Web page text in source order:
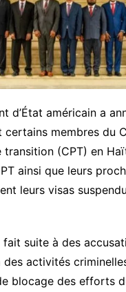
d’État américain a
certains membres du
transition (CPT) en
ainsi que leurs
leurs visas
suite à des
activités
blocage des efforts